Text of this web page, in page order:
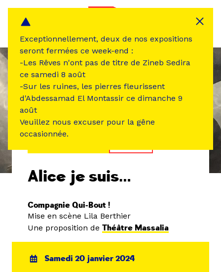
Alice je suis…
Compagnie Qui-Bout !
Mise en scène Lila Berthier
Une proposition de Théâtre Massalia
Samedi 20 janvier 2024
Exceptionnellement, deux de nos expositions
seront fermées ce week-end :
-Les Rêves n'ont pas de titre de Zineb Sedira
ce samedi 8 août
-Sur les ruines, les pierres fleurissent
d'Abdessamad El Montassir ce dimanche 9
août
Veuillez nous excuser pour la gêne
occasionnée.
Panneau de gestion des cookies